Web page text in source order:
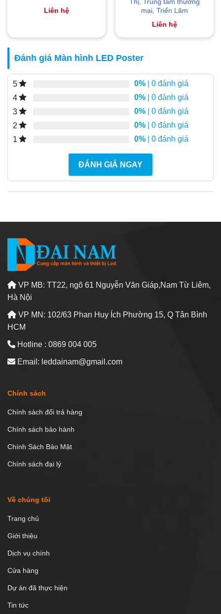
Liên hệ
Thị, Trung tâm thương
mại, Triển Lãm
Liên hệ
Đánh giá Màn hình LED Poster
5 0% | 0 đánh giá
4
0% | 0 đánh giá
3
0% | 0 đánh giá
2
0% | 0 đánh giá
1
0% | 0 đánh giá
ĐÁNH GIÁ NGAY
VP MB: TT22, ngõ 61 Nguyễn Văn Giáp,Nam Từ Liêm,
Hà Nội
VP MN: 102/63 Phan Huy Ích Phường 15, Q Tân Bình
HCM
Hotline : 0869 004 005
Email: leddainam@gmail.com
Chính sách
Chính sách đổi trả hàng
Chính sách bảo hành
Chính Sách Bảo Mật
Chính sách đại lý
Về chúng tôi
Trang chủ
Giới thiệu
Dịch vụ chính
Cửa hàng
Dự án đã thực hiện
Tin tức